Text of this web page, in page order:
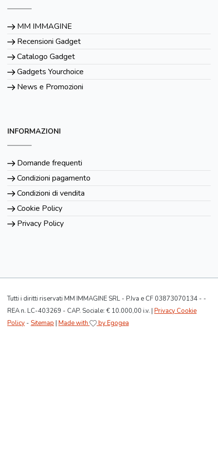
MM IMMAGINE
Recensioni Gadget
Catalogo Gadget
Gadgets Yourchoice
News e Promozioni
INFORMAZIONI
Domande frequenti
Condizioni pagamento
Condizioni di vendita
Cookie Policy
Privacy Policy
Tutti i diritti riservati MM IMMAGINE SRL - P.Iva e CF 03873070134 - -
REA n. LC-403269 - CAP. Sociale: € 10.000,00 i.v. | Privacy Cookie
Policy - Sitemap | Made with by Egogea